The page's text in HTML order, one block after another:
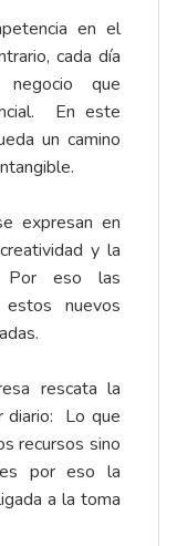
en el
cada día
que
En este
un camino
expresan en
y la
Por eso las
nuevos
rescata la
diario: Lo que
recursos sino
por eso la
a la toma